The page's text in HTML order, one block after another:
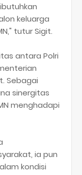
keluarga
tutur Sigit.
antara Polri
Sebagai
sinergitas
menghadapi
ia pun
kondisi